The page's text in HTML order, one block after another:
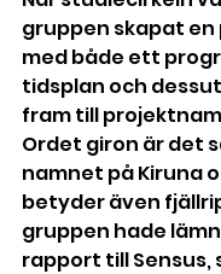
gruppen skapat
med både ett
tidsplan och
fram till
Ordet giron är det
namnet på Kiruna
betyder även
gruppen hade
rapport till Sensus,